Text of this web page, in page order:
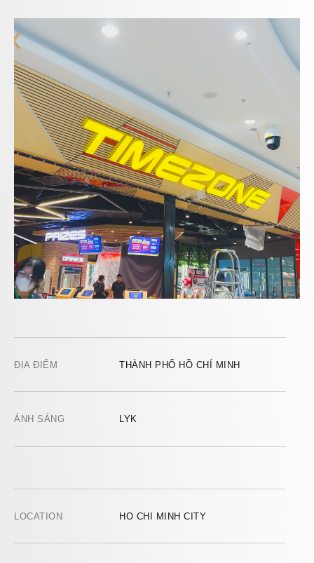
ĐỊA ĐIỂM THÀNH PHỐ HỒ CHÍ MINH
ÁNH SÁNG LYK
LOCATION HO CHI MINH CITY